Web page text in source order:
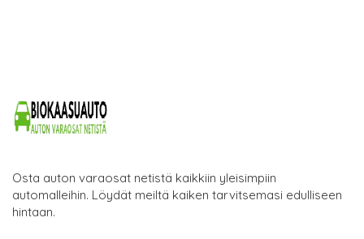
Osta auton varaosat netistä kaikkiin yleisimpiin
automalleihin. Löydät meiltä kaiken tarvitsemasi edulliseen
hintaan.